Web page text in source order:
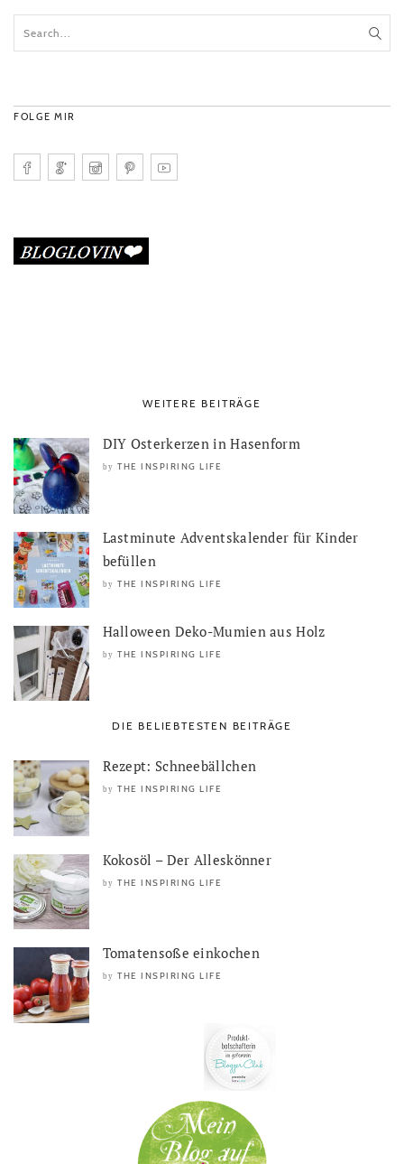
FOLGE MIR
WEITERE BEITRÄGE
DIY Osterkerzen in Hasenform
by THE INSPIRING LIFE
Lastminute Adventskalender für Kinder
befüllen
by THE INSPIRING LIFE
Halloween Deko-Mumien aus Holz
by THE INSPIRING LIFE
DIE BELIEBTESTEN BEITRÄGE
Rezept: Schneebällchen
by THE INSPIRING LIFE
Kokosöl – Der Alleskönner
by THE INSPIRING LIFE
Tomatensoße einkochen
by THE INSPIRING LIFE